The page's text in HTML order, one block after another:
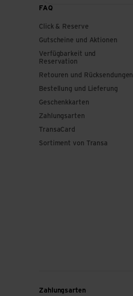
FAQ
Click & Reserve
Gutscheine und Aktionen
Verfügbarkeit und
Reservation
Retouren und Rücksendungen
Bestellung und Lieferung
Geschenkkarten
Zahlungsarten
TransaCard
Sortiment von Transa
Zahlungsarten